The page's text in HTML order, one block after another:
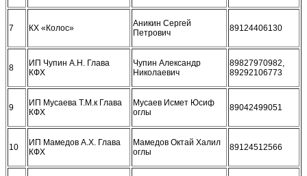
7 КХ «Колос»
Аникин Сергей
Петрович
89124406130
8
ИП Чупин А.Н. Глава
КФХ
Чупин Александр
Николаевич
89827970982,
89292106773
9
ИП Мусаева Т.М.к Глава
КФХ
Мусаев Исмет Юсиф
оглы
89042499051
10
ИП Мамедов А.Х. Глава
КФХ
Мамедов Октай Халил
оглы
89124512566